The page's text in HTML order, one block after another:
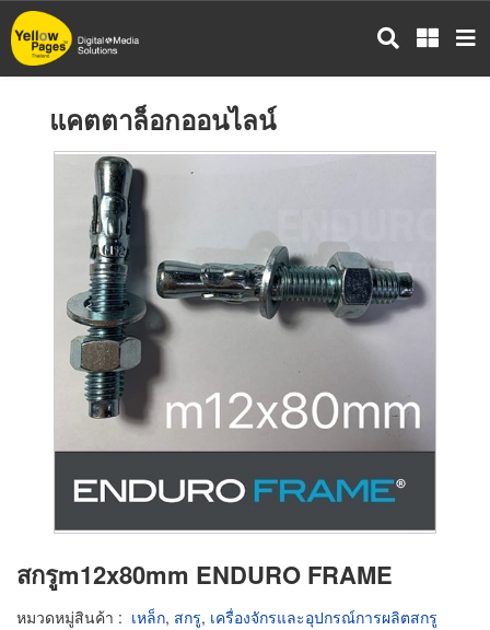
ข้าม
ไป
แคตตาล็อกออนไลน์
สกรูm12x80mm ENDURO FRAME
หมวดหมู่สินค้า : เหล็ก, สกรู, เครื่องจักรและอุปกรณ์การผลิตสกรู